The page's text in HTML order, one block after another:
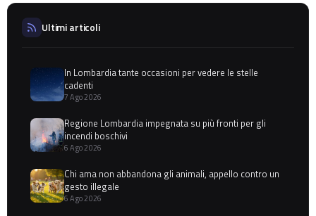
Ultimi articoli
In Lombardia tante occasioni per vedere le stelle
cadenti
7 Ago 2026
Regione Lombardia impegnata su più fronti per gli
incendi boschivi
6 Ago 2026
Chi ama non abbandona gli animali, appello contro un
gesto illegale
6 Ago 2026